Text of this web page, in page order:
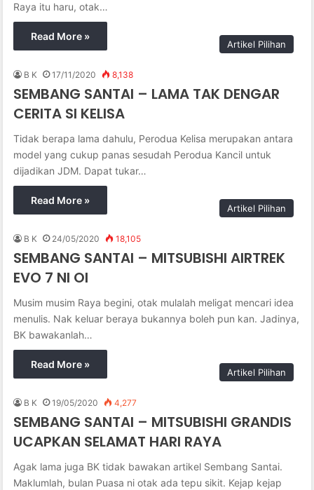
Raya itu haru, otak…
Read More »
Artikel Pilihan
B K 17/11/2020 8,138
SEMBANG SANTAI – LAMA TAK DENGAR
CERITA SI KELISA
Tidak berapa lama dahulu, Perodua Kelisa merupakan antara
model yang cukup panas sesudah Perodua Kancil untuk
dijadikan JDM. Dapat tukar…
Read More »
Artikel Pilihan
B K 24/05/2020 18,105
SEMBANG SANTAI – MITSUBISHI AIRTREK
EVO 7 NI OI
Musim musim Raya begini, otak mulalah meligat mencari idea
menulis. Nak keluar beraya bukannya boleh pun kan. Jadinya,
BK bawakanlah…
Read More »
Artikel Pilihan
B K 19/05/2020 4,277
SEMBANG SANTAI – MITSUBISHI GRANDIS
UCAPKAN SELAMAT HARI RAYA
Agak lama juga BK tidak bawakan artikel Sembang Santai.
Maklumlah, bulan Puasa ni otak ada tepu sikit. Kejap kejap